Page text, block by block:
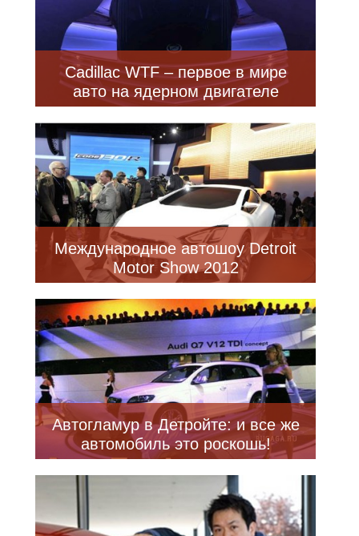
Cadillac WTF – первое в мире
авто на ядерном двигателе
Международное автошоу Detroit
Motor Show 2012
Автогламур в Детройте: и все же
автомобиль это роскошь!